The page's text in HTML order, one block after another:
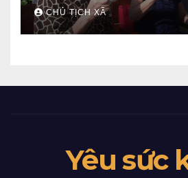
CHỦ TỊCH XÃ
Yêu sức